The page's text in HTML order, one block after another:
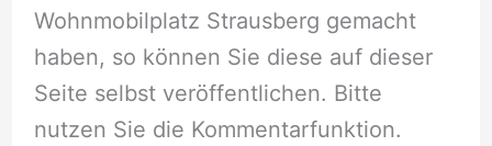
Wohnmobilplatz Strausberg gemacht
haben, so können Sie diese auf dieser
Seite selbst veröffentlichen. Bitte
nutzen Sie die Kommentarfunktion.